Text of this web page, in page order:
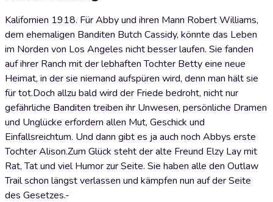
Kalifornien 1918. Für Abby und ihren Mann Robert Williams,
dem ehemaligen Banditen Butch Cassidy, könnte das Leben
im Norden von Los Angeles nicht besser laufen. Sie fanden
auf ihrer Ranch mit der lebhaften Tochter Betty eine neue
Heimat, in der sie niemand aufspüren wird, denn man hält sie
für tot.Doch allzu bald wird der Friede bedroht, nicht nur
gefährliche Banditen treiben ihr Unwesen, persönliche Dramen
und Unglücke erfordern allen Mut, Geschick und
Einfallsreichtum. Und dann gibt es ja auch noch Abbys erste
Tochter Alison.Zum Glück steht der alte Freund Elzy Lay mit
Rat, Tat und viel Humor zur Seite. Sie haben alle den Outlaw
Trail schon längst verlassen und kämpfen nun auf der Seite
des Gesetzes.-